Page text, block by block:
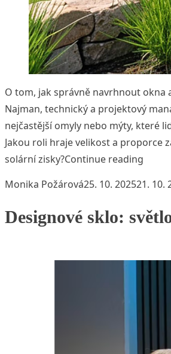
O tom, jak správně navrhnout okna
Najman, technický a projektový
nejčastější omyly nebo mýty, které
Jakou roli hraje velikost a proporce
solární zisky?Continue reading
Posted by
Monika Požárová25. 10. 202521. 10.
Designové sklo: